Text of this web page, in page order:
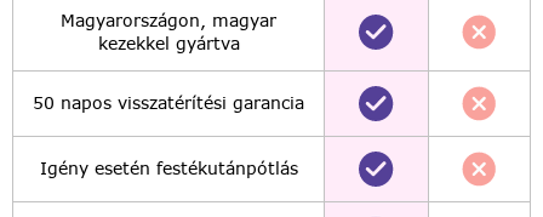
Magyarországon, magyar
kezekkel gyártva
50 napos visszatérítési garancia
Igény esetén festékutánpótlás